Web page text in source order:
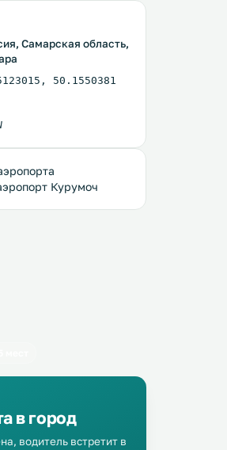
Самарская область,
, 50.1550381
в город
водитель встретит в